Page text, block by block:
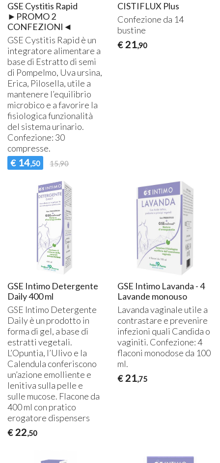
GSE Cystitis Rapid
►PROMO 2
CONFEZIONI◄
GSE Cystitis Rapid è un
integratore alimentare a
base di Estratto di semi
di Pompelmo, Uva ursina,
Erica, Pilosella, utile a
mantenere l’equilibrio
microbico e a favorire la
fisiologica funzionalità
del sistema urinario.
Confezione: 30
compresse.
€ 14,50 15,90
CISTIFLUX Plus
Confezione da 14
bustine
€ 21,90
GSE Intimo Detergente
Daily 400 ml
GSE Intimo Detergente
Daily è un prodotto in
forma di gel, a base di
estratti vegetali.
L’Opuntia, l’Ulivo e la
Calendula conferiscono
un’azione emolliente e
lenitiva sulla pelle e
sulle mucose. Flacone da
400 ml con pratico
erogatore dispensers
€ 22,50
GSE Intimo Lavanda - 4
Lavande monouso
Lavanda vaginale utile a
contrastare e prevenire
infezioni quali Candida o
vaginiti. Confezione: 4
flaconi monodose da 100
ml.
€ 21,75